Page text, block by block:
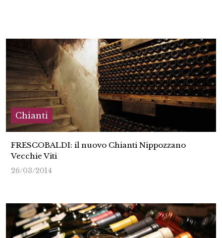
Chianti
FRESCOBALDI: il nuovo Chianti Nippozzano
Vecchie Viti
26/03/2014